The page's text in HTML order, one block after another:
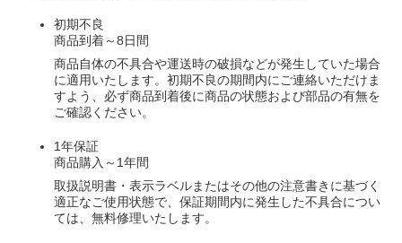
初期不良
商品到着～8日間
商品自体の不具合や運送時の破損などが発生していた場合
に適用いたします。初期不良の期間内にご連絡いただけま
すよう、必ず商品到着後に商品の状態および部品の有無を
ご確認ください。
1年保証
商品購入～1年間
取扱説明書・表示ラベルまたはその他の注意書きに基づく
適正なご使用状態で、保証期間内に発生した不具合につい
ては、無料修理いたします。